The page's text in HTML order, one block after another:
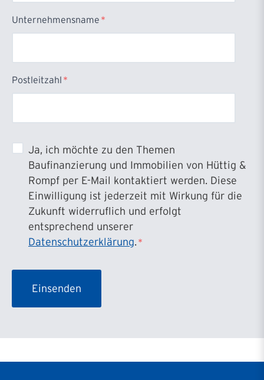
Unternehmensname *
Postleitzahl *
Ja, ich möchte zu den Themen
Baufinanzierung und Immobilien von Hüttig &
Rompf per E-Mail kontaktiert werden. Diese
Einwilligung ist jederzeit mit Wirkung für die
Zukunft widerruflich und erfolgt
entsprechend unserer
Datenschutzerklärung.*